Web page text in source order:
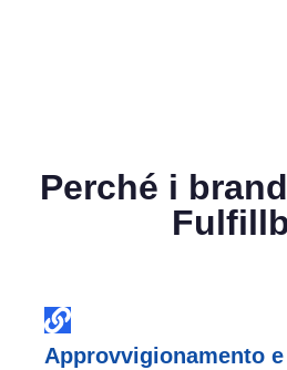
Perché i
Approvvigionamento